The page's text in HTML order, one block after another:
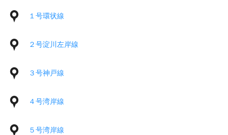
１号環状線
２号淀川左岸線
３号神戸線
４号湾岸線
５号湾岸線